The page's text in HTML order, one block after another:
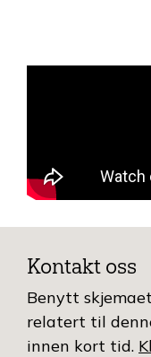
Kontakt oss
Benytt
relatert til
innen kort tid.